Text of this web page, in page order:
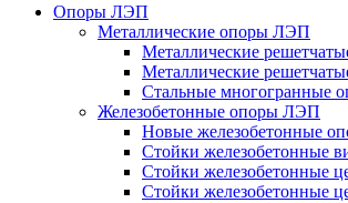
Опоры ЛЭП
Металлические опоры ЛЭП
Металлические
Металлические
Стальные многогранные
Железобетонные опоры ЛЭП
Новые железобетонные
Стойки железобетонные
Стойки железобетонные
Стойки железобетонные